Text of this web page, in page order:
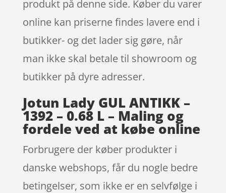
produkt på denne side. Køber du varer
online kan priserne findes lavere end i
butikker- og det lader sig gøre, når
man ikke skal betale til showroom og
butikker på dyre adresser.
Jotun Lady GUL ANTIKK –
1392 – 0.68 L – Maling og
fordele ved at købe online
Forbrugere der køber produkter i
danske webshops, får du nogle bedre
betingelser, som ikke er en selvfølge i